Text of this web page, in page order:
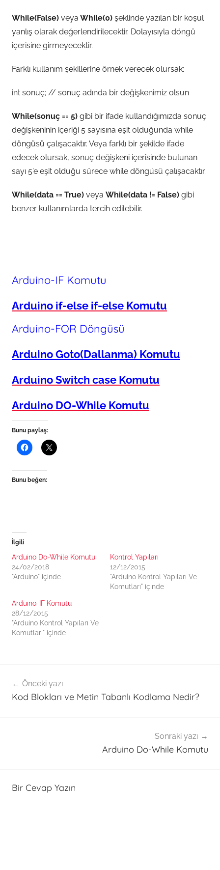
While(False) veya While(0) şeklinde yazılan bir koşul
yanlış olarak değerlendirilecektir. Dolayısıyla döngü
içerisine girmeyecektir.
Farklı kullanım şekillerine örnek verecek olursak;
int sonuç; // sonuç adında bir değişkenimiz olsun
While(sonuç == 5) gibi bir ifade kullandığımızda sonuç
değişkeninin içeriği 5 sayısına eşit olduğunda while
döngüsü çalışacaktır. Veya farklı bir şekilde ifade
edecek olursak, sonuç değişkeni içerisinde bulunan
sayı 5’e eşit olduğu sürece while döngüsü çalışacaktır.
While(data == True) veya While(data != False) gibi
benzer kullanımlarda tercih edilebilir.
Arduino-IF Komutu
Arduino if-else if-else Komutu
Arduino-FOR Döngüsü
Arduino Goto(Dallanma) Komutu
Arduino Switch case Komutu
Arduino DO-While Komutu
Bunu paylaş:
Bunu beğen:
İlgili
Arduino Do-While Komutu
24/02/2018
"Arduino" içinde
Kontrol Yapıları
12/12/2015
"Arduino Kontrol Yapıları Ve
Komutları" içinde
Arduino-IF Komutu
28/12/2015
"Arduino Kontrol Yapıları Ve
Komutları" içinde
gezinmesi
Önceki yazı
Kod Blokları ve Metin Tabanlı Kodlama Nedir?
Sonraki yazı
Arduino Do-While Komutu
Bir Cevap Yazın